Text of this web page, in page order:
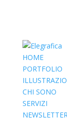
HOME
PORTFOLIO
CHI SONO
SERVIZI